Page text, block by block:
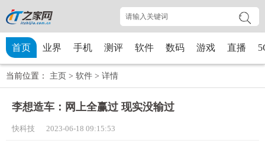
首页 业界 手机 测评 软件 数码 游戏 直播
当前位置： 主页 > 软件 > 详情
李想造车：网上全赢过 现实没输过
快科技 2023-06-18 09:15:53